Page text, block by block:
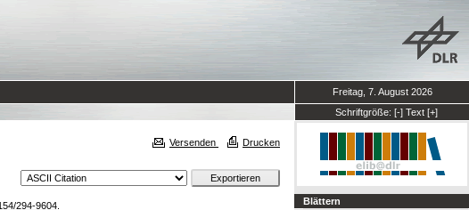
Freitag, 7. August 2026
Schriftgröße: [-] Text [+]
Versenden Drucken
294-9604
Blättern